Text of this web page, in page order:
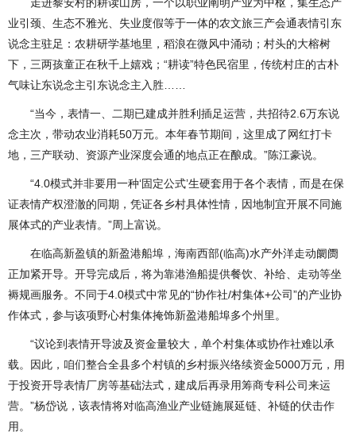
业引颈、生态不雅光、失业度假等于一体的农文旅三产会通表情引东
说念主驻足：农耕研学基地里，稻浪在微风中涌动；村头的大榕树
下，三两孩童正在秋千上嬉戏；“耕读”特色民宿里，传统村庄的古朴
气味让东说念主引东说念主入胜……
“当今，表情一、二期已建成并胜利插足运营，共招待2.6万东说
念主次，带动农业消耗50万元。本年春节期间，这里成了网红打卡
地，三产联动、资源产业深度会通的地点正在酿成。”陈江豪说。
“4.0模式并非要用一种‘固定公式’生硬套用于各个表情，而是在保
证表情产权澄澈的同期，凭证各乡村具体性情，因地制宜开展不同施
展体式的产业表情。”周上富说。
在临高新盈镇的新盈港船埠，海南西部(临高)水产外洋走动阛阓
正加紧开导。开导完成后，将为靠港渔船提供餐饮、补给、走动等坐
褥规画服务。不同于4.0模式中常见的“协作社/村集体+公司”的产业协
作体式，参与该项野心村集体掩饰新盈港船埠多个州里。
“议论到表情开导波及资金量较大，单个村集体或协作社难以承
载。因此，咱们整合全县多个村镇的乡村振兴络续资金5000万元，用
于投资开导表情厂房等基础法式，建成后再录用筹商专科公司来运
营。”杨岱说，该表情将对临高渔业产业链施展延链、补链的伏击作
用。